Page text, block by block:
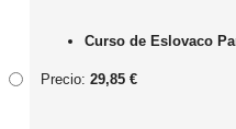
Curso de Eslovaco
Precio: 29,85 €